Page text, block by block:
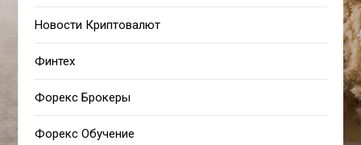
Новости Криптовалют
Финтех
Форекс Брокеры
Форекс Обучение